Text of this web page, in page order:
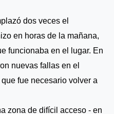
dos veces el
en horas de la mañana,
funcionaba en el lugar. En
nuevas fallas en el
fue necesario volver a
zona de difícil acceso - en